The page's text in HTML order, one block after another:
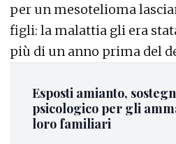
per un mesotelioma
figli: la malattia gli era
più di un anno prima del
Esposti amianto,
psicologico per gli
loro familiari